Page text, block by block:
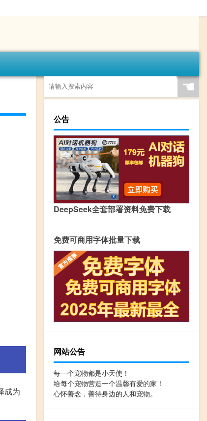
成为
☚
公告
DeepSeek全套部署资料免费下载
免费可商用字体批量下载
网站公告
每一个宠物都是小天使！
给每个宠物营造一个温馨有爱的家！
心怀善念，善待身边的人和宠物。